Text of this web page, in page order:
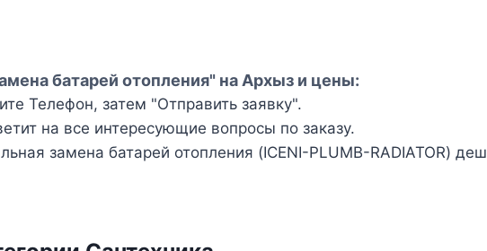
батарей отопления" на Архыз и цены:
Телефон, затем "Отправить заявку".
на все интересующие вопросы по заказу.
замена батарей отопления (ICENI-PLUMB-RADIATOR)